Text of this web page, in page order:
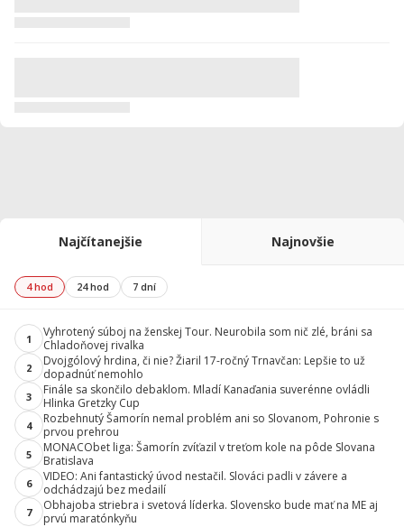
Najčítanejšie Najnovšie
4 hod 24 hod 7 dní
1
Vyhrotený súboj na ženskej Tour. Neurobila som nič zlé, bráni sa
Chladoňovej rivalka
2
Dvojgólový hrdina, či nie? Žiaril 17-ročný Trnavčan: Lepšie to už
dopadnúť nemohlo
3
Finále sa skončilo debaklom. Mladí Kanaďania suverénne ovládli
Hlinka Gretzky Cup
4
Rozbehnutý Šamorín nemal problém ani so Slovanom, Pohronie s
prvou prehrou
5
MONACObet liga: Šamorín zvíťazil v treťom kole na pôde Slovana
Bratislava
6
VIDEO: Ani fantastický úvod nestačil. Slováci padli v závere a
odchádzajú bez medailí
7
Obhajoba striebra i svetová líderka. Slovensko bude mať na ME aj
prvú maratónkyňu